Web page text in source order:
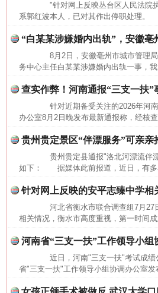
"针对网上反映丛台区人民法院执
系郭红波本人，已对其作出停职处
“白某某涉嫌婚内出轨”，安徽
8月2日，安徽亳州市城市管理
务中心主任白某某涉嫌婚内出轨一事，
查实作弊！河南通报“三支一扶”
针对近期备受关注的2026年河南
办公室8月2日晚发布最新通报称，经核
贵州贵定景区“伴漂服务”可亲亲
贵州贵定县通报"洛北河漂流伴漂
如下： 据媒体此前报道，近日，有多
针对网上反映的安平志臻中学
河北省衡水市联合调查组7月27
相关情况，衡水市高度重视，第一时间
河南省“三支一扶”工作领导小组
近日，河南"三支一扶"考试成绩
省"三支一扶"工作领导小组协调办公室